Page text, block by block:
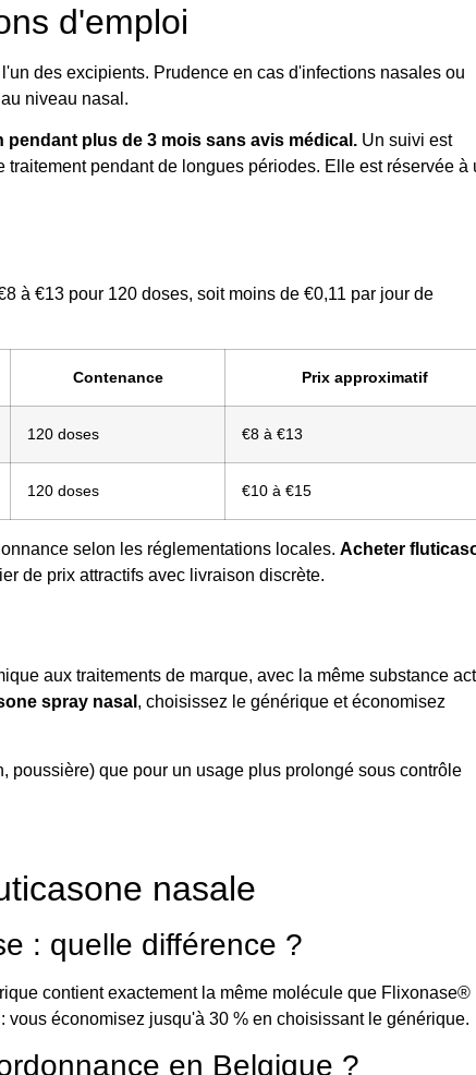
d'emploi
des excipients. Prudence en cas d'infections nasales ou
niveau nasal.
plus de 3 mois sans avis médical. Un suivi est
pendant de longues périodes. Elle est réservée à
à €13 pour 120 doses, soit moins de €0,11 par jour de
Contenance Prix approximatif
120 doses €8 à €13
120 doses €10 à €15
selon les réglementations locales. Acheter
de prix attractifs avec livraison discrète.
aux traitements de marque, avec la même substance
spray nasal , choisissez le générique et économisez
poussière) que pour un usage plus prolongé sous contrôle
nasale
: quelle différence ?
contient exactement la même molécule que Flixonase®
économisez jusqu'à 30 % en choisissant le générique.
en Belgique ?